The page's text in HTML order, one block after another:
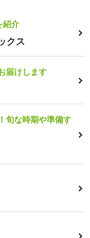
紹介
クス
届けします
旬な時期や準備す